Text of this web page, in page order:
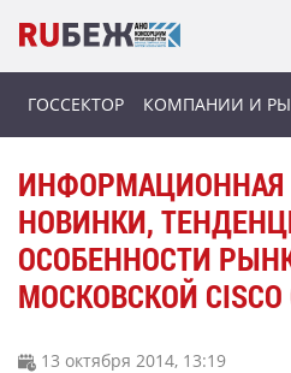
ГОССЕКТОР КОМПАНИИ И
ИНФОРМАЦИОННАЯ
НОВИНКИ,
ОСОБЕННОСТИ
МОСКОВСКОЙ CISCO
13 октября 2014, 13:19